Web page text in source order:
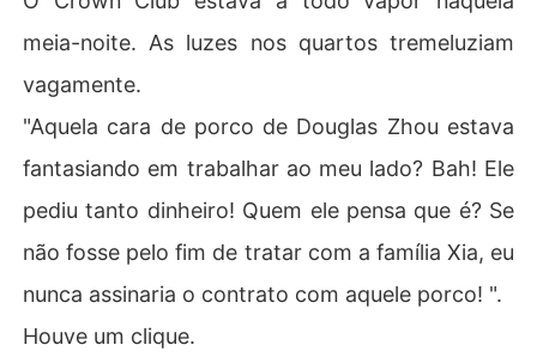
uem era a outra 'Linda' perto de Charles?
meia-noite. As luzes nos quartos tremeluziam
vagamente.
"Aquela cara de porco de Douglas Zhou estava
fantasiando em trabalhar ao meu lado? Bah! Ele
pediu tanto dinheiro! Quem ele pensa que é? Se
não fosse pelo fim de tratar com a família Xia, eu
nunca assinaria o contrato com aquele porco! ".
Houve um clique.